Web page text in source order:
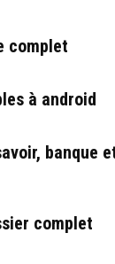
complet
à android
banque
complet